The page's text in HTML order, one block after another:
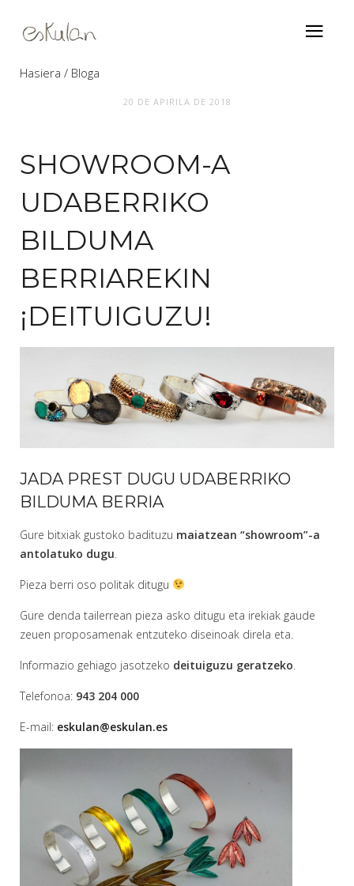
Hasiera Bloga
20 DE APIRILA DE 2018
SHOWROOM-A
UDABERRIKO
BILDUMA
BERRIAREKIN
¡DEITUIGUZU!
JADA PREST DUGU UDABERRIKO
BILDUMA BERRIA
Gure bitxiak gustoko badituzu maiatzean “showroom”-a
antolatuko dugu.
Pieza berri oso politak ditugu
Gure denda tailerrean pieza asko ditugu eta irekiak gaude
zeuen proposamenak entzuteko diseinoak direla eta.
Informazio gehiago jasotzeko deituiguzu geratzeko.
Telefonoa: 943 204 000
E-mail: eskulan@eskulan.es